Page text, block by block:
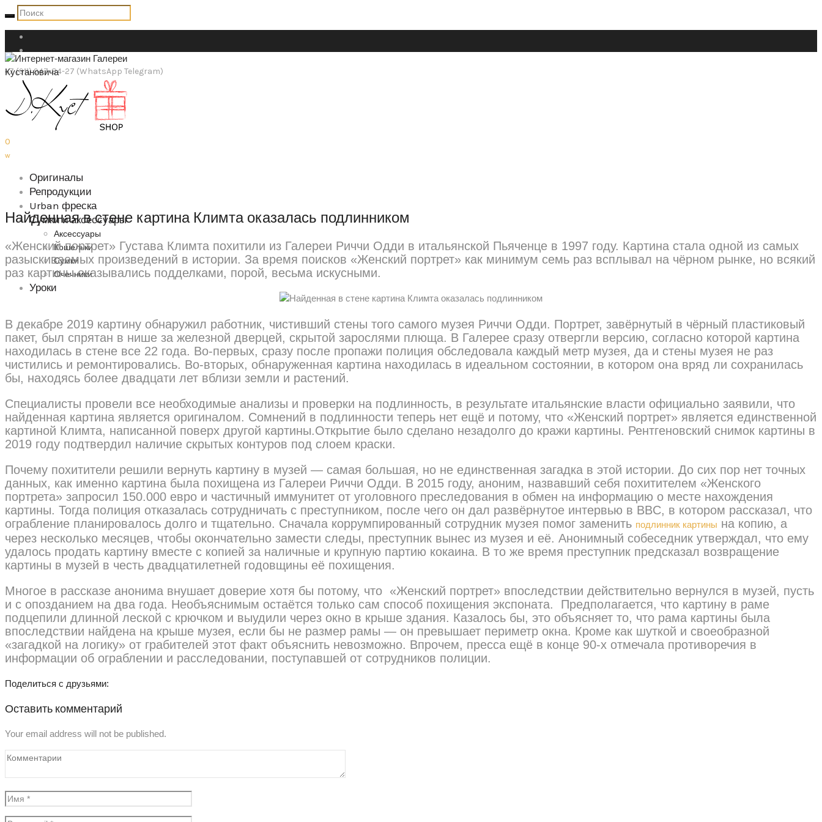
+7 (911) 947-84-27 (WhatsApp Telegram)
shop@dkust.com
0
w
Оригиналы
Репродукции
Urban фреска
Сумки и аксессуары
Аксессуары
Кошельки
Сумки
Очечники
Уроки
Найденная в стене картина Климта оказалась подлинником
«Женский портрет» Густава Климта похитили из Галереи Риччи Одди в итальянской Пьяченце в 1997 году. Картина стала одной из самых
разыскиваемых произведений в истории. За время поисков «Женский портрет» как минимум семь раз всплывал на чёрном рынке, но всякий
раз картины оказывались подделками, порой, весьма искусными.
В декабре 2019 картину обнаружил работник, чистивший стены того самого музея Риччи Одди. Портрет, завёрнутый в чёрный пластиковый
пакет, был спрятан в нише за железной дверцей, скрытой зарослями плюща. В Галерее сразу отвергли версию, согласно которой картина
находилась в стене все 22 года. Во-первых, сразу после пропажи полиция обследовала каждый метр музея, да и стены музея не раз
чистились и ремонтировались. Во-вторых, обнаруженная картина находилась в идеальном состоянии, в котором она вряд ли сохранилась
бы, находясь более двадцати лет вблизи земли и растений.
Специалисты провели все необходимые анализы и проверки на подлинность, в результате итальянские власти официально заявили, что
найденная картина является оригиналом. Сомнений в подлинности теперь нет ещё и потому, что «Женский портрет» является единственной
картиной Климта, написанной поверх другой картины.Открытие было сделано незадолго до кражи картины. Рентгеновский снимок картины в
2019 году подтвердил наличие скрытых контуров под слоем краски.
Почему похитители решили вернуть картину в музей — самая большая, но не единственная загадка в этой истории. До сих пор нет точных
данных, как именно картина была похищена из Галереи Риччи Одди. В 2015 году, аноним, назвавший себя похитителем «Женского
портрета» запросил 150.000 евро и частичный иммунитет от уголовного преследования в обмен на информацию о месте нахождения
картины. Тогда полиция отказалась сотрудничать с преступником, после чего он дал развёрнутое интервью в BBC, в котором рассказал, что
ограбление планировалось долго и тщательно. Сначала коррумпированный сотрудник музея помог заменить подлинник картины на копию, а
через несколько месяцев, чтобы окончательно замести следы, преступник вынес из музея и её. Анонимный собеседник утверждал, что ему
удалось продать картину вместе с копией за наличные и крупную партию кокаина. В то же время преступник предсказал возвращение
картины в музей в честь двадцатилетней годовщины её похищения.
Многое в рассказе анонима внушает доверие хотя бы потому, что «Женский портрет» впоследствии действительно вернулся в музей, пусть
и с опозданием на два года. Необъяснимым остаётся только сам способ похищения экспоната. Предполагается, что картину в раме
подцепили длинной леской с крючком и выудили через окно в крыше здания. Казалось бы, это объясняет то, что рама картины была
впоследствии найдена на крыше музея, если бы не размер рамы — он превышает периметр окна. Кроме как шуткой и своеобразной
«загадкой на логику» от грабителей этот факт объяснить невозможно. Впрочем, пресса ещё в конце 90-х отмечала противоречия в
информации об ограблении и расследовании, поступавшей от сотрудников полиции.
Поделиться с друзьями:
Оставить комментарий
Your email address will not be published.